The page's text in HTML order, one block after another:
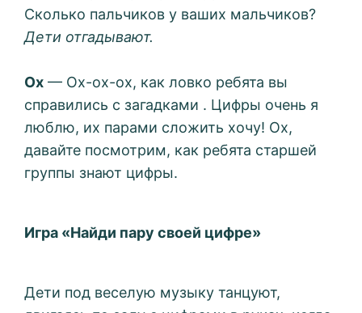
Сколько пальчиков у ваших мальчиков?
Дети отгадывают.
Ох — Ох-ох-ох, как ловко ребята вы
справились с загадками . Цифры очень я
люблю, их парами сложить хочу! Ох,
давайте посмотрим, как ребята старшей
группы знают цифры.
Игра «Найди пару своей цифре»
Дети под веселую музыку танцуют,